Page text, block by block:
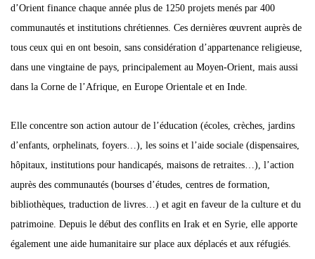
d’Orient finance chaque année plus de 1250 projets menés par 400
communautés et institutions chrétiennes. Ces dernières œuvrent auprès de
tous ceux qui en ont besoin, sans considération d’appartenance religieuse,
dans une vingtaine de pays, principalement au Moyen-Orient, mais aussi
dans la Corne de l’Afrique, en Europe Orientale et en Inde.
Elle concentre son action autour de l’éducation (écoles, crèches, jardins
d’enfants, orphelinats, foyers…), les soins et l’aide sociale (dispensaires,
hôpitaux, institutions pour handicapés, maisons de retraites…), l’action
auprès des communautés (bourses d’études, centres de formation,
bibliothèques, traduction de livres…) et agit en faveur de la culture et du
patrimoine. Depuis le début des conflits en Irak et en Syrie, elle apporte
également une aide humanitaire sur place aux déplacés et aux réfugiés.